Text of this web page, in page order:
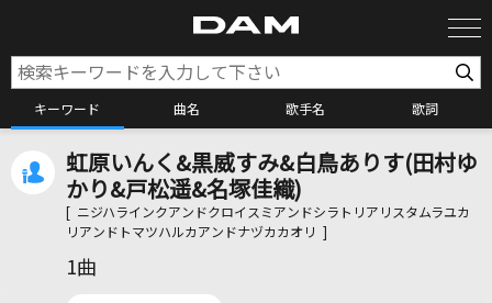
キーワード 曲名 歌手名 歌詞
カラオケ検索
カラオケ店舗検索
虹原いんく&黒威すみ&白鳥ありす(田村ゆ
かり&戸松遥&名塚佳織)
[ ニジハラインクアンドクロイスミアンドシラトリアリスタムラユカ
リアンドトマツハルカアンドナヅカカオリ ]
1曲